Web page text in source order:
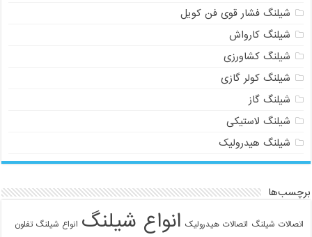
شیلنگ فشار قوی فن کویل
شیلنگ کارواش
شیلنگ کشاورزی
شیلنگ کولر گازی
شیلنگ گاز
شیلنگ لاستیکی
شیلنگ هیدرولیک
برچسب‌ها
اتصالات شیلنگ اتصالات هیدرولیک انواع شیلنگ انواع شیلنگ تفلون